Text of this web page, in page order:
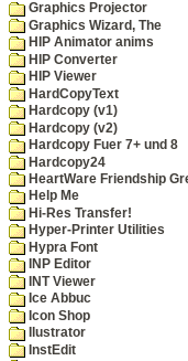
Graphics Projector
Graphics Wizard, The
HIP Animator anims
HIP Converter
HIP Viewer
HardCopyText
Hardcopy (v1)
Hardcopy (v2)
Hardcopy Fuer 7+ und 8
Hardcopy24
HeartWare Friendship
Help Me
Hi-Res Transfer!
Hyper-Printer Utilities
Hypra Font
INP Editor
INT Viewer
Ice Abbuc
Icon Shop
Ilustrator
InstEdit